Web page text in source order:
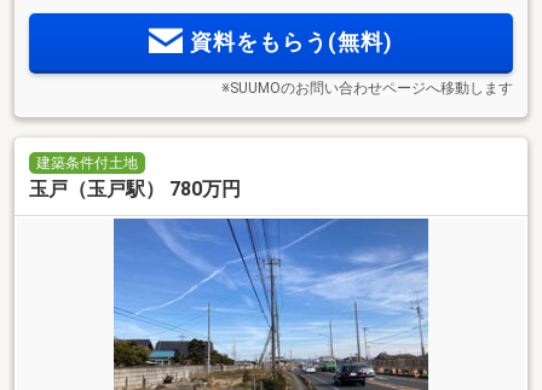
資料をもらう(無料)
※SUUMOのお問い合わせページへ移動します
建築条件付土地
玉戸（玉戸駅） 780万円